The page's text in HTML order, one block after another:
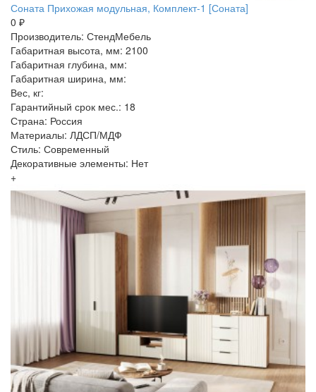
Соната Прихожая модульная, Комплект-1 [Соната]
0 ₽
Производитель: СтендМебель
Габаритная высота, мм: 2100
Габаритная глубина, мм:
Габаритная ширина, мм:
Вес, кг:
Гарантийный срок мес.: 18
Страна: Россия
Материалы: ЛДСП/МДФ
Стиль: Современный
Декоративные элементы: Нет
+